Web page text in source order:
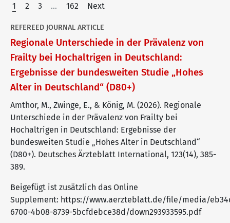
1 2 3 … 162 Next
REFEREED JOURNAL ARTICLE
Regionale Unterschiede in der Prävalenz von
Frailty bei Hochaltrigen in Deutschland:
Ergebnisse der bundesweiten Studie „Hohes
Alter in Deutschland“ (D80+)
Amthor, M., Zwinge, E., & König, M. (2026). Regionale
Unterschiede in der Prävalenz von Frailty bei
Hochaltrigen in Deutschland: Ergebnisse der
bundesweiten Studie „Hohes Alter in Deutschland“
(D80+). Deutsches Ärzteblatt International, 123(14), 385-
389.
Beigefügt ist zusätzlich das Online
Supplement: https://www.aerzteblatt.de/file/media/
6700-4b08-8739-5bcfdebce38d/down293933595.pdf